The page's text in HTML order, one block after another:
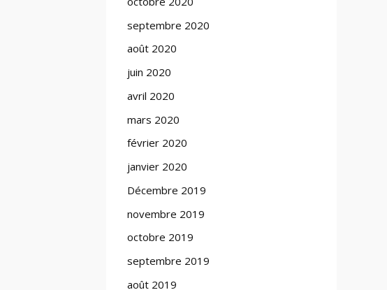
septembre 2020
août 2020
juin 2020
avril 2020
mars 2020
février 2020
janvier 2020
Décembre 2019
novembre 2019
octobre 2019
septembre 2019
août 2019